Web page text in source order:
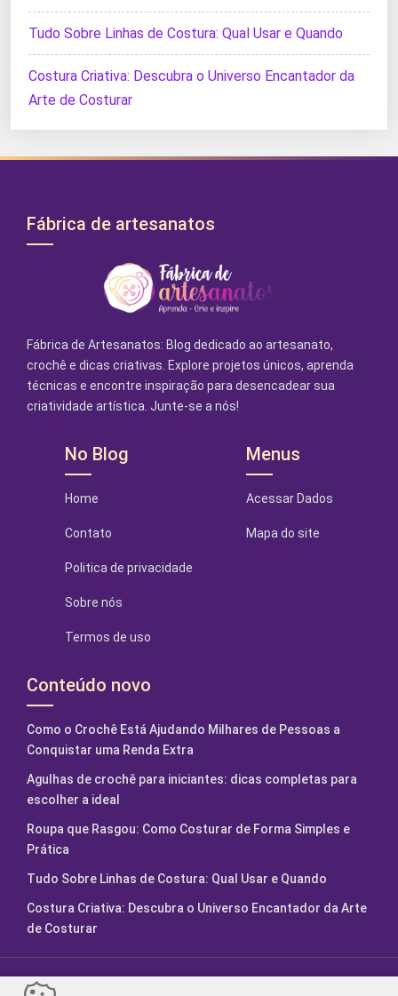
Tudo Sobre Linhas de Costura: Qual Usar e Quando
Costura Criativa: Descubra o Universo Encantador da
Arte de Costurar
Fábrica de artesanatos
Fábrica de Artesanatos: Blog dedicado ao artesanato,
crochê e dicas criativas. Explore projetos únicos, aprenda
técnicas e encontre inspiração para desencadear sua
criatividade artística. Junte-se a nós!
No Blog
Home
Contato
Politica de privacidade
Sobre nós
Termos de uso
Menus
Acessar Dados
Mapa do site
Conteúdo novo
Como o Crochê Está Ajudando Milhares de Pessoas a
Conquistar uma Renda Extra
Agulhas de crochê para iniciantes: dicas completas para
escolher a ideal
Roupa que Rasgou: Como Costurar de Forma Simples e
Prática
Tudo Sobre Linhas de Costura: Qual Usar e Quando
Costura Criativa: Descubra o Universo Encantador da Arte
de Costurar